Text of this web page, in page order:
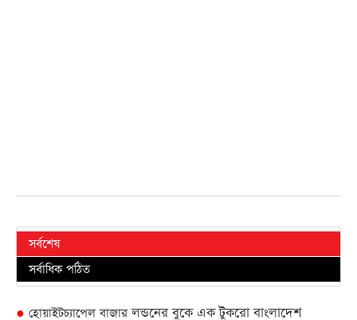
সর্বশেষ
সর্বাধিক পঠিত
● হোয়াইটচ্যাপেল বাজারলন্ডনের বুকে এক টুকরো বাংলাদেশ